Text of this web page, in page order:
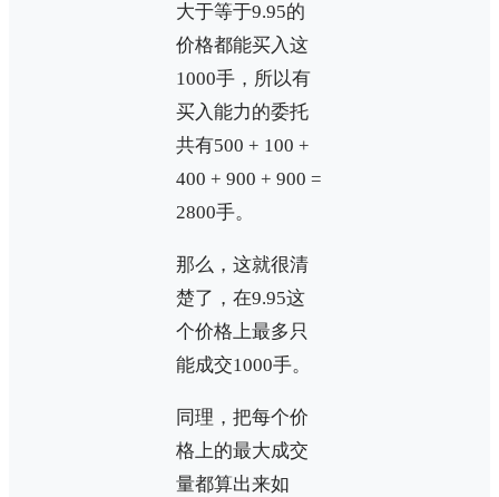
大于等于9.95的
价格都能买入这
1000手，所以有
买入能力的委托
共有500 + 100 +
400 + 900 + 900 =
2800手。
那么，这就很清
楚了，在9.95这
个价格上最多只
能成交1000手。
同理，把每个价
格上的最大成交
量都算出来如